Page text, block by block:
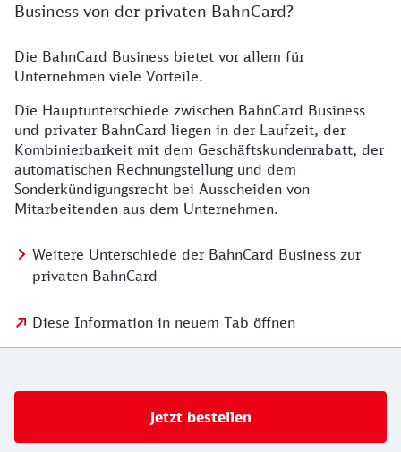
Business von der privaten BahnCard?
Die BahnCard Business bietet vor allem für
Unternehmen viele Vorteile.
Die Hauptunterschiede zwischen BahnCard Business
und privater BahnCard liegen in der Laufzeit, der
Kombinierbarkeit mit dem Geschäftskundenrabatt, der
automatischen Rechnungstellung und dem
Sonderkündigungsrecht bei Ausscheiden von
Mitarbeitenden aus dem Unternehmen.
Weitere Unterschiede der BahnCard Business zur
privaten BahnCard
Diese Information in neuem Tab öffnen
Jetzt bestellen